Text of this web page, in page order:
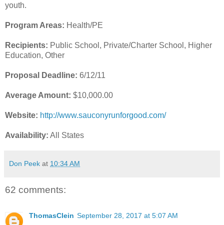
youth.
Program Areas: Health/PE
Recipients: Public School, Private/Charter School, Higher
Education, Other
Proposal Deadline: 6/12/11
Average Amount: $10,000.00
Website: http://www.sauconyrunforgood.com/
Availability: All States
Don Peek at 10:34 AM
62 comments:
ThomasClein September 28, 2017 at 5:07 AM